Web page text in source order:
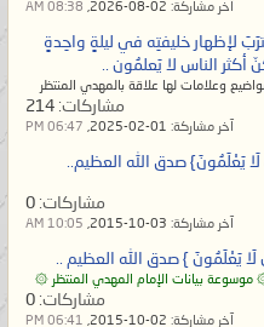
آخر مشاركة: 08:38 AM
لإظهار خليفتِه في ليلةٍ واحِدةٍ
أكثر الناس لا يَعلمُون ..
وعلامات لها علاقة بالمهدي المنتظر
مشاركات:
آخر مشاركة: 06:47 PM
يَعْلَمُونَ} صدق الله العظيم..
مشاركات:
آخر مشاركة: 10:05 AM
لَا يَعْلَمُونَ } صدق الله العظيم ..
موسوعة بيانات الإمام المهدي المنتظر ۞
مشاركات:
آخر مشاركة: 06:41 PM